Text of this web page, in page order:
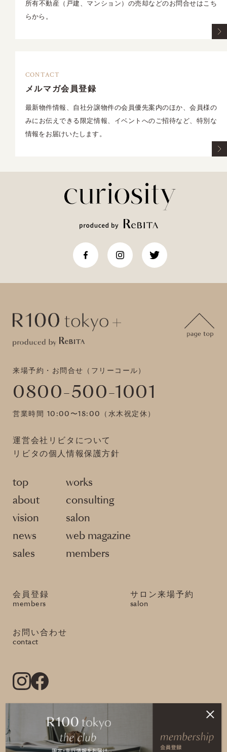
所有不動産（戸建、マンション）の売却などのお問合せはこち
らから。
CONTACT
メルマガ会員登録
最新物件情報、自社分譲物件の会員優先案内のほか、会員様の
みにお伝えできる限定情報、イベントへのご招待など、特別な
情報をお届けいたします。
来場予約・お問合せ（フリーコール）
0800-500-1001
営業時間 10:00〜18:00（水木祝定休）
運営会社リビタについて
リビタの個人情報保護方針
top
works
about
consulting
vision
salon
news
web magazine
sales
members
会員登録
members
サロン来場予約
salon
お問い合わせ
contact
Copyright(c) ReBITA Inc. All Rights Reserved